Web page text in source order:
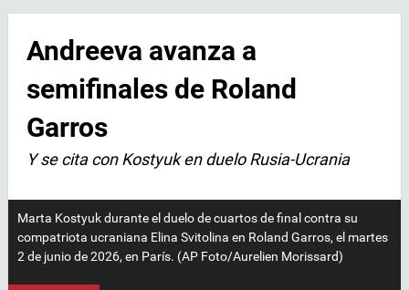
Andreeva avanza a
semifinales de Roland
Garros
Y se cita con Kostyuk en duelo Rusia-Ucrania
Marta Kostyuk durante el duelo de cuartos de final contra su
compatriota ucraniana Elina Svitolina en Roland Garros, el martes
2 de junio de 2026, en París. (AP Foto/Aurelien Morissard)